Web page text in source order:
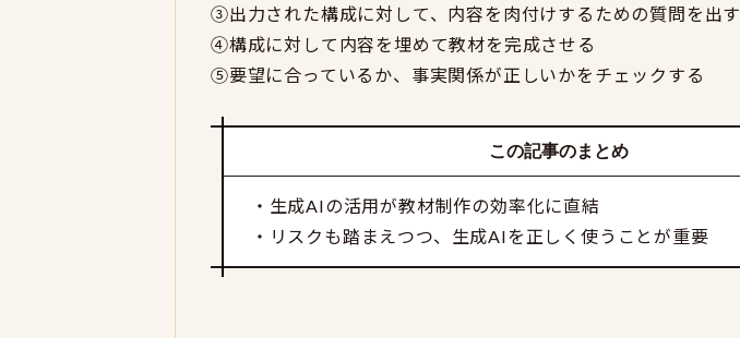
③出力された構成に対して、内容を肉付けするための質問を出す
④構成に対して内容を埋めて教材を完成させる
⑤要望に合っているか、事実関係が正しいかをチェックする
この記事のまとめ
・生成AIの活用が教材制作の効率化に直結
・リスクも踏まえつつ、生成AIを正しく使うことが重要